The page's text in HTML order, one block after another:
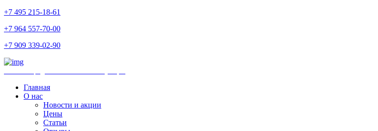
+7 495 215-18-61
+7 964 557-70-00
+7 909 339-02-90
Главная
О нас
Новости и акции
Цены
Статьи